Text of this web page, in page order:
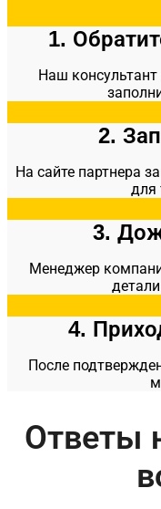
1.
Наш
2.
На сайте партнера
для
3.
Менеджер
4.
После
Ответы